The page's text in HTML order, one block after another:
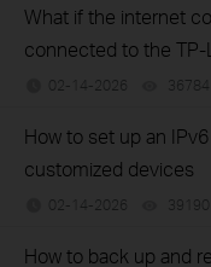
What if the internet
connected to the
02-14-2026 36784
How to set up an
customized devices
02-14-2026 39190
How to back up and